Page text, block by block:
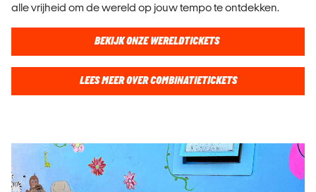
alle vrijheid om de wereld op jouw tempo te ontdekken.
BEKIJK ONZE WERELDTICKETS
LEES MEER OVER COMBINATIETICKETS